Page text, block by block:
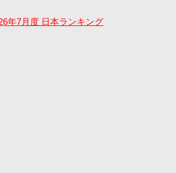
年7月度 日本ランキング